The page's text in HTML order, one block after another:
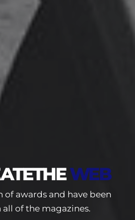
THEWEB
of awards and have been
of the magazines.